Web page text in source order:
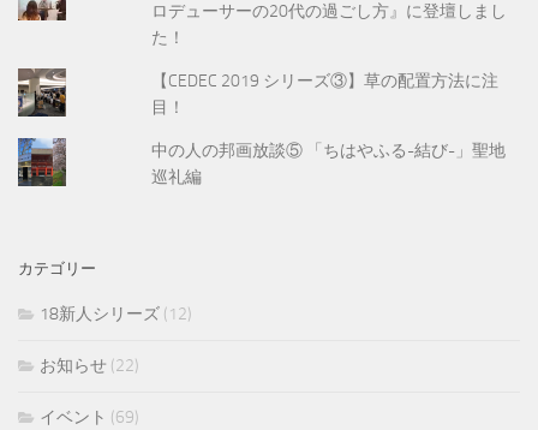
ロデューサーの20代の過ごし方』に登壇しまし
た！
【CEDEC 2019 シリーズ③】草の配置方法に注
目！
中の人の邦画放談⑤ 「ちはやふる-結び-」聖地
巡礼編
カテゴリー
18新人シリーズ (12)
お知らせ (22)
イベント (69)